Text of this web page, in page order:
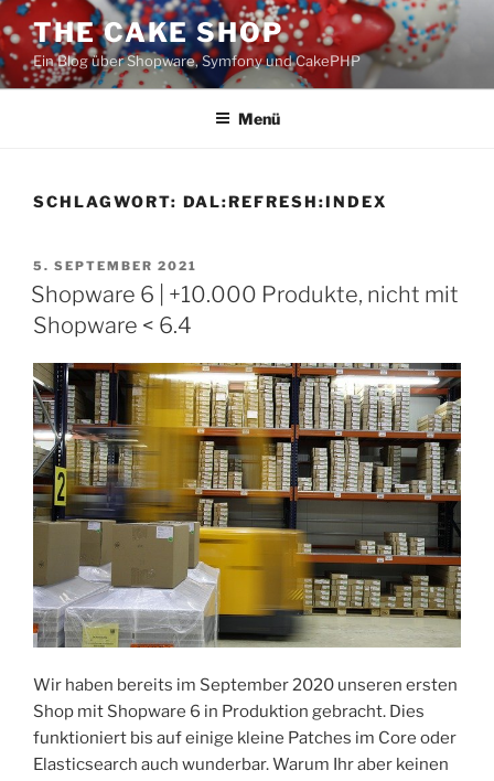
Zum
Inhalt
springen
THE CAKE SHOP
Ein Blog über Shopware, Symfony und CakePHP
Menü
SCHLAGWORT: DAL:REFRESH:INDEX
VERÖFFENTLICHT
AM
5. SEPTEMBER 2021
Shopware 6 | +10.000 Produkte, nicht mit
Shopware < 6.4
Wir haben bereits im September 2020 unseren ersten
Shop mit Shopware 6 in Produktion gebracht. Dies
funktioniert bis auf einige kleine Patches im Core oder
Elasticsearch auch wunderbar. Warum Ihr aber keinen